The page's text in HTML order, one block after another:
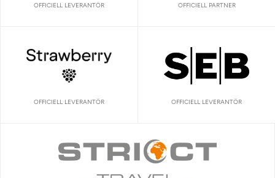
OFFICIELL LEVERANTÖR OFFICIELL PARTNER
OFFICIELL LEVERANTÖR OFFICIELL LEVERANTÖR